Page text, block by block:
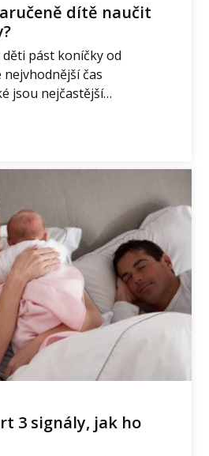
dítě naučit
pást koníčky od
nejvhodnější čas
jsou nejčastější…
3 signály, jak ho